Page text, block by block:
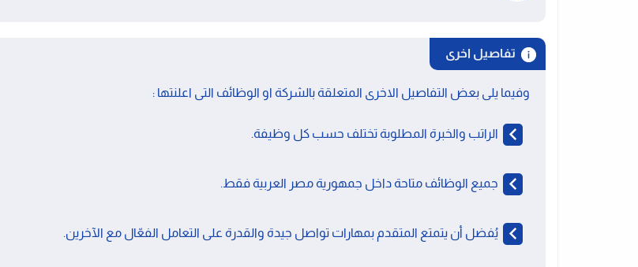
تفاصيل اخرى
وفيما يلى بعض التفاصيل الاخرى المتعلقة بالشركة او الوظائف التى اعلنتها :
الراتب والخبرة المطلوبة تختلف حسب كل وظيفة.
جميع الوظائف متاحة داخل جمهورية مصر العربية فقط.
يُفضل أن يتمتع المتقدم بمهارات تواصل جيدة والقدرة على التعامل الفعّال مع الآخرين.